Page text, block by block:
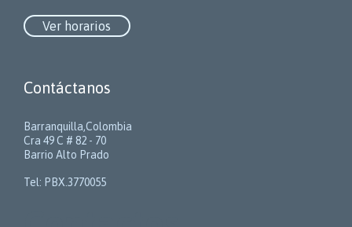
Ver horarios
Contáctanos
Barranquilla,Colombia
Cra 49 C # 82 - 70
Barrio Alto Prado
Tel: PBX.3770055